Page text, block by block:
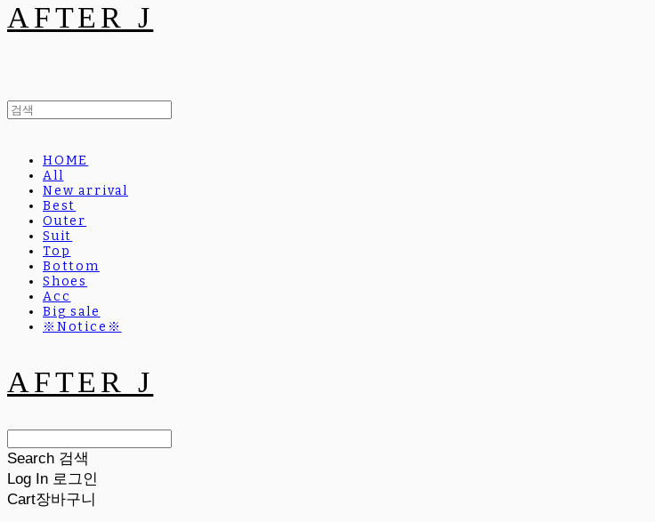
AFTER J
HOME
All
New arrival
Best
Outer
Suit
Top
Bottom
Shoes
Acc
Big sale
※Notice※
AFTER J
Search 검색
Log In 로그인
Cart장바구니